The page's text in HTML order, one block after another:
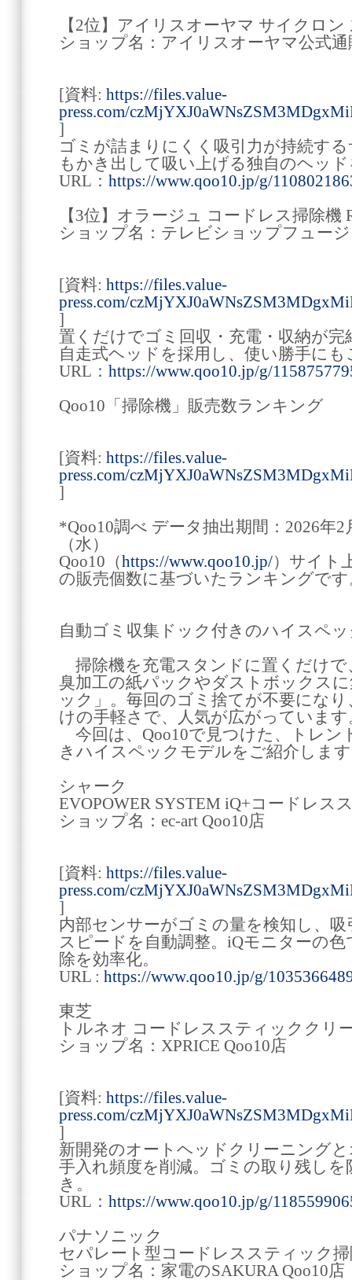
【2位】アイリスオーヤマ サイクロ
ショップ名：アイリスオーヤマ公式
[資料: https://files.value-
press.com/
]
ゴミが詰まりにくく吸引力が持続す
もかき出して吸い上げる独自のヘッ
URL： https://www.qoo10.jp/g/
【3位】オラージュ コードレス掃除機
ショップ名：テレビショップフュー
[資料: https://files.value-
press.com/
]
置くだけでゴミ回収・充電・収納が
自走式ヘッドを採用し、使い勝手に
URL： https://www.qoo10.jp/g/
Qoo10「掃除機」販売数ランキング
[資料: https://files.value-
press.com/
]
*Qoo10調べ データ抽出期間：2026年2
（水）
Qoo10（https://www.qoo10.jp/）サイト
の販売個数に基づいたランキングです
自動ゴミ収集ドック付きのハイスペ
掃除機を充電スタンドに置くだけで
臭加工の紙パックやダストボックス
ック」。毎回のゴミ捨てが不要にな
けの手軽さで、人気が広がっています
今回は、Qoo10で見つけた、トレン
きハイスペックモデルをご紹介しま
シャーク
EVOPOWER SYSTEM iQ+コードレス
ショップ名：ec-art Qoo10店
[資料: https://files.value-
press.com/
]
内部センサーがゴミの量を検知し、
スピードを自動調整。iQモニターの
除を効率化。
URL : https://www.qoo10.jp/g/
東芝
トルネオ コードレススティッククリ
ショップ名：XPRICE Qoo10店
[資料: https://files.value-
press.com/
]
新開発のオートヘッドクリーニング
手入れ頻度を削減。ゴミの取り残し
き。
URL： https://www.qoo10.jp/g/
パナソニック
セパレート型コードレススティック
ショップ名：家電のSAKURA Qoo10店